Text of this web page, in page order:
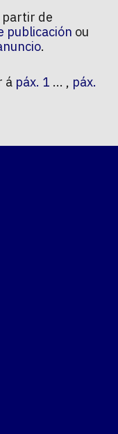
partir de
publicación ou
.
á páx. 1 ... , páx.